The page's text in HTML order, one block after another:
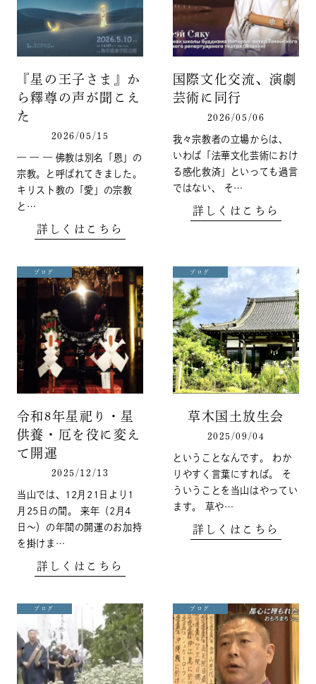
『星の王子さま』か
ら釋尊の声が聞こえ
た
2026/05/15
— — — 佛教は別名「恩」の
宗教。と呼ばれてきました。
キリスト教の「愛」の宗教
と…
詳しくはこちら
国際文化交流、演劇
芸術に同行
2026/05/06
我々宗教者の立場からは、
いわば「法華文化芸術におけ
る感化救済」といっても過言
ではない、 そ…
詳しくはこちら
ブログ
令和8年星祀り・星
供養・厄を役に変え
て開運
2025/12/13
当山では、12月21日より1
月25日の間。 来年（2月4
日〜）の年間の開運のお加持
を掛けま…
詳しくはこちら
ブログ
草木国土放生会
2025/09/04
ということなんです。 わか
りやすく言葉にすれば。 そ
ういうことを当山はやってい
ます。 草や…
詳しくはこちら
ブログ ブログ